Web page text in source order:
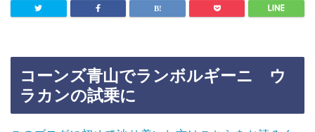
コーンズ青山でランボルギーニ ウ
ラカンの試乗に